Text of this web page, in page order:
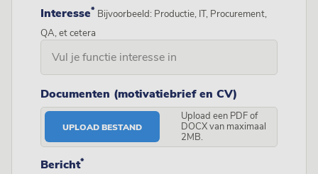
Interesse* Bijvoorbeeld: Productie, IT, Procurement,
QA, et cetera
Documenten (motivatiebrief en CV)
UPLOAD BESTAND
Upload een PDF of
DOCX van maximaal
2MB.
Bericht*